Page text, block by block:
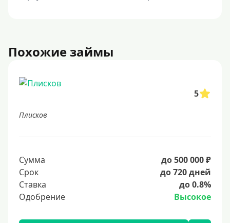
Похожие займы
5
Плисков
Сумма
до 500 000 ₽
Срок
до 720 дней
Ставка
до 0.8%
Одобрение
Высокое